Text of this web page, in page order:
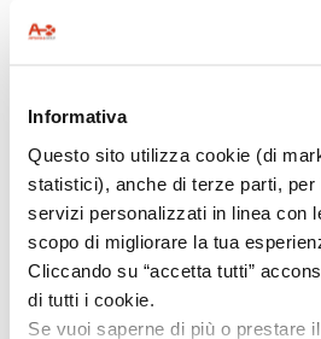
Informativa
Questo sito utilizza cookie (di
statistici), anche di terze parti, per
servizi personalizzati in linea con
scopo di migliorare la tua
Cliccando su “accetta tutti”
di tutti i cookie.
Se vuoi saperne di più o prestare
Production
own production
according toISO
standards, and by our
Suppliers,with them
collaboration are pillars